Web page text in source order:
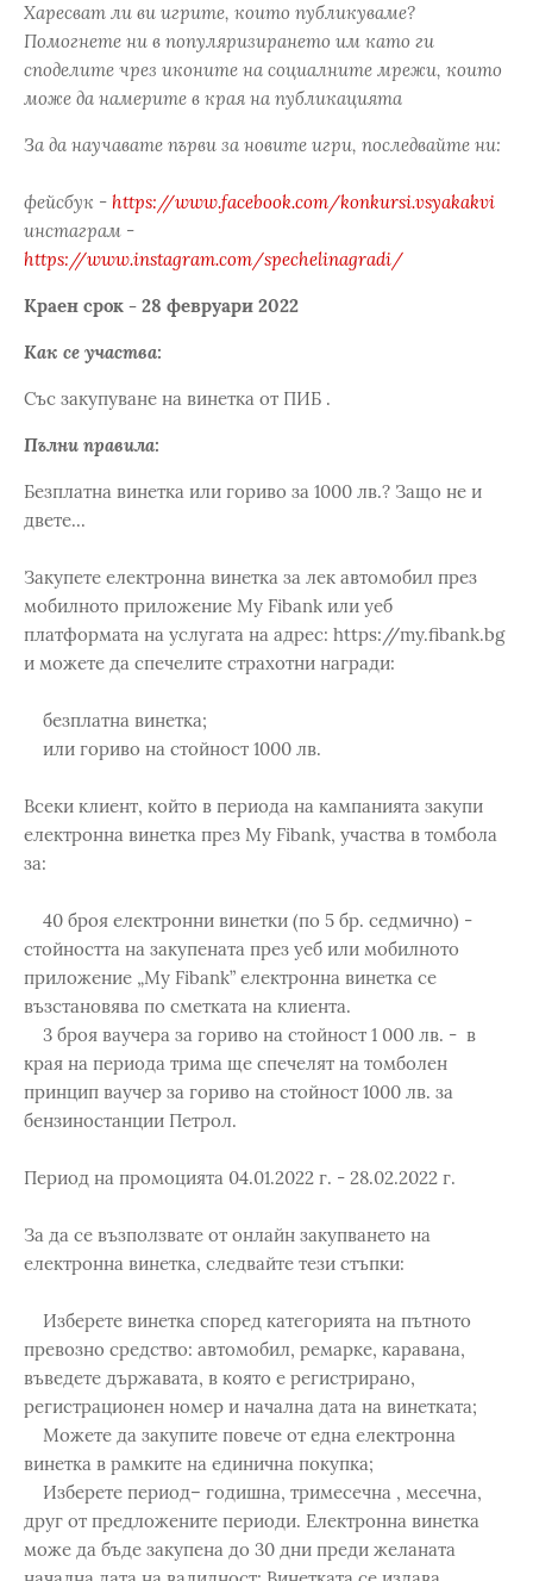
Харесват ли ви игрите, които публикуваме?
Помогнете ни в популяризирането им като ги
споделите чрез иконите на социалните мрежи, които
може да намерите в края на публикацията
За да научавате първи за новите игри, последвайте ни:
фейсбук - https://www.facebook.com/konkursi.vsyakakvi
инстаграм -
https://www.instagram.com/spechelinagradi/
Краен срок - 28 февруари 2022
Как се участва:
Със закупуване на винетка от ПИБ .
Пълни правила:
Безплатна винетка или гориво за 1000 лв.? Защо не и
двете...
Закупете електронна винетка за лек автомобил през
мобилното приложение My Fibank или уеб
платформата на услугата на адрес: https://my.fibank.bg
и можете да спечелите страхотни награди:
безплатна винетка;
или гориво на стойност 1000 лв.
Всеки клиент, който в периода на кампанията закупи
електронна винетка през My Fibank, участва в томбола
за:
40 броя електронни винетки (по 5 бр. седмично) -
стойността на закупената през уеб или мобилното
приложение „My Fibank” електронна винетка се
възстановява по сметката на клиента.
3 броя ваучера за гориво на стойност 1 000 лв. - в
края на периода трима ще спечелят на томболен
принцип ваучер за гориво на стойност 1000 лв. за
бензиностанции Петрол.
Период на промоцията 04.01.2022 г. - 28.02.2022 г.
За да се възползвате от онлайн закупването на
електронна винетка, следвайте тези стъпки:
Изберете винетка според категорията на пътното
превозно средство: автомобил, ремарке, каравана,
въведете държавата, в която е регистрирано,
регистрационен номер и начална дата на винетката;
Можете да закупите повече от една електронна
винетка в рамките на единична покупка;
Изберете период– годишна, тримесечна , месечна,
друг от предложените периоди. Електронна винетка
може да бъде закупена до 30 дни преди желаната